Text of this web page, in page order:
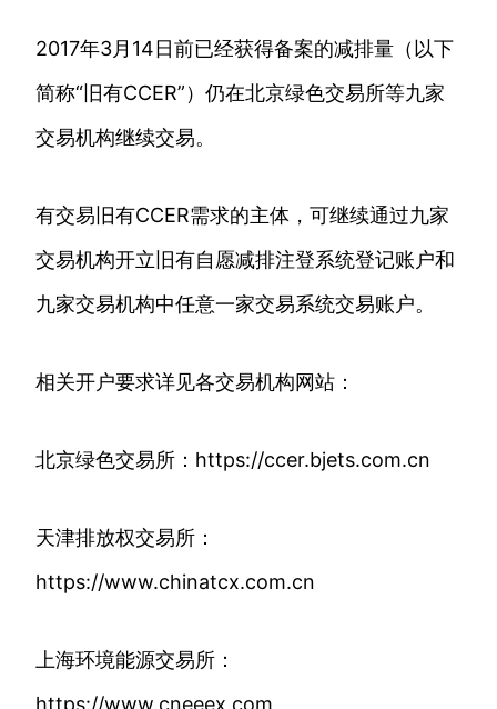
2017年3月14日前已经获得备案的减排量（以下
简称“旧有CCER”）仍在北京绿色交易所等九家
交易机构继续交易。
有交易旧有CCER需求的主体，可继续通过九家
交易机构开立旧有自愿减排注登系统登记账户和
九家交易机构中任意一家交易系统交易账户。
相关开户要求详见各交易机构网站：
北京绿色交易所：https://ccer.bjets.com.cn
天津排放权交易所：
https://www.chinatcx.com.cn
上海环境能源交易所：
https://www.cneeex.com